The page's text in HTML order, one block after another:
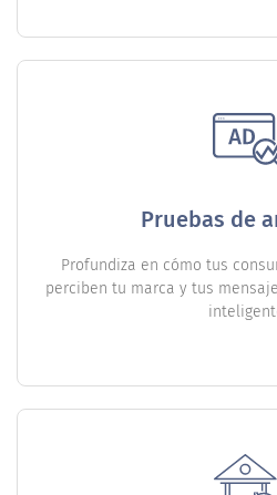
Pruebas de
Profundiza en cómo tus
perciben tu marca y tus